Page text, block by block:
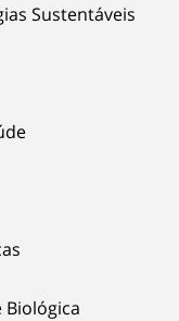
Sustentáveis
Biológica